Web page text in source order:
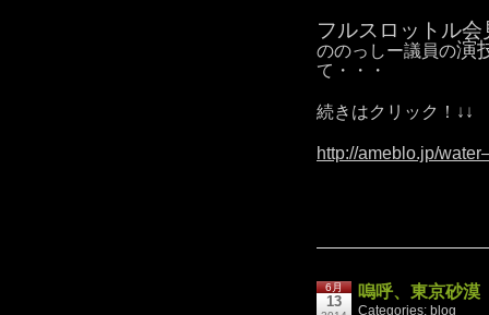
フルスロットル会
ののっしー議員の演
て・・・
続きはクリック！↓↓
http://ameblo.jp/
6月
13
嗚呼、東京砂漠
Categories: blog